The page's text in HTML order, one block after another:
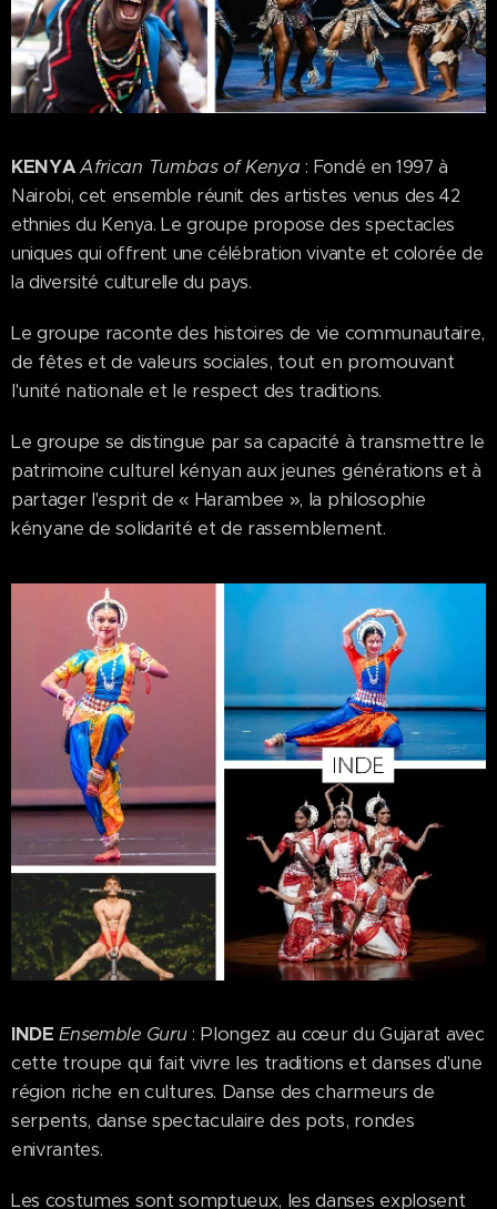
KENYAAfrican Tumbas of Kenya: Fondé en 1997 à
Nairobi, cet ensemble réunit des artistes venus des 42
ethnies du Kenya. Le groupe propose des spectacles
uniques qui offrent une célébration vivante et colorée de
la diversité culturelle du pays.
Le groupe raconte des histoires de vie communautaire,
de fêtes et de valeurs sociales, tout en promouvant
l'unité nationale et le respect des traditions.
Le groupe se distingue par sa capacité à transmettre le
patrimoine culturel kényan aux jeunes générations et à
partager l'esprit de « Harambee », la philosophie
kényane de solidarité et de rassemblement.
INDEEnsemble Guru: Plongez au cœur du Gujarat avec
cette troupe qui fait vivre les traditions et danses d'une
région riche en cultures. Danse des charmeurs de
serpents, danse spectaculaire des pots, rondes
enivrantes.
Les costumes sont somptueux, les danses explosent